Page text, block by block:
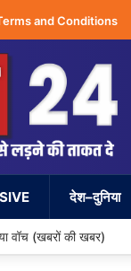
and Conditions
देश–दुनिया
वॉच (खबरों की खबर)